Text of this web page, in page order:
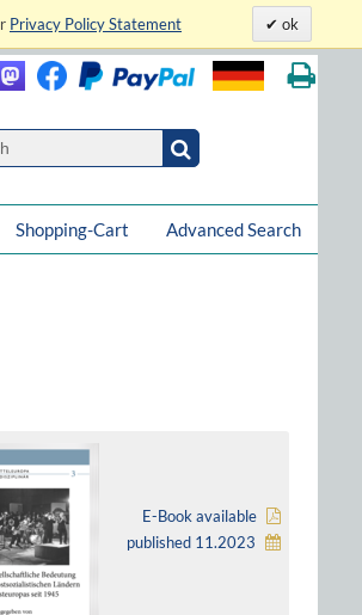
Privacy Policy Statement ok
Advanced Search
Shopping-Cart
E-Book available
published 11.2023